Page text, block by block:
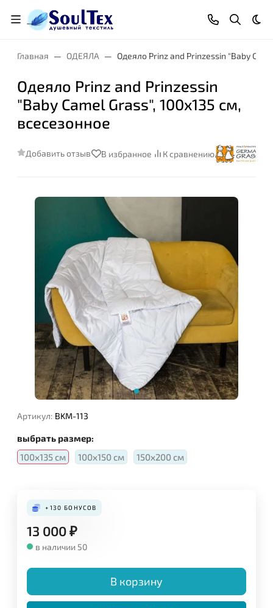
Главная ОДЕЯЛА Одеяло Prinz and Prinzessin "Baby
Одеяло Prinz and Prinzessin
"Baby Camel Grass", 100x135 см,
всесезонное
Добавить отзыв В избранное К сравнению
Артикул: BKM-113
выбрать размер:
100х135 см
100х150 см 150х200 см
+130 БОНУСОВ
13 000₽
в наличии 50
В корзину